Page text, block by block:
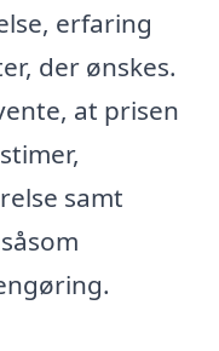
erfaring
der ønskes.
at prisen
samt